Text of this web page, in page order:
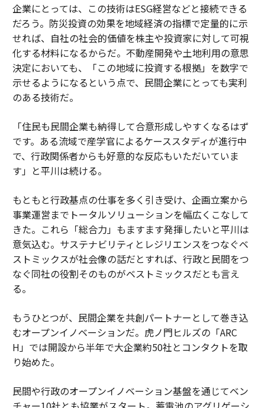
企業にとっては、この技術はESG経営などと接続できる
だろう。防災投資の効果を地域経済の指標で定量的に示
せれば、自社の社会的価値を株主や投資家に対して可視
化する材料になるからだ。不動産開発や土地利用の意思
決定においても、「この地域に投資する根拠」を数字で
示せるようになるという点で、民間企業にとっても実利
のある技術だ。
「住民も民間企業も納得して合意形成しやすくなるはず
です。ある流域で産学官によるケーススタディが進行中
で、行政関係者からも好意的な反応もいただいていま
す」と平川は続ける。
もともと行政基点の仕事を多く引き受け、企画立案から
事業運営までトータルソリューションを幅広くこなして
きた。これら「総合力」もますます発揮したいと平川は
意気込む。サステナビリティとレジリエンスをつなぐベ
ストミックスが社会像の話だとすれば、行政と民間をつ
なぐ同社の役割そのものがベストミックスだとも言え
る。
もうひとつが、民間企業を共創パートナーとして巻き込
むオープンイノベーションだ。虎ノ門ヒルズの「ARC
H」では開設から半年で大企業約50社とコンタクトを取
り始めた。
民間や行政のオープンイノベーション基盤を通じてベン